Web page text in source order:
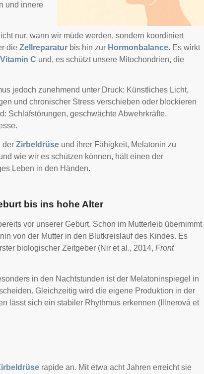
und innere
nur, wann wir müde werden, sondern koordiniert
die Zellreparatur bis hin zur Hormonbalance. Es wirkt
C und, es schützt unsere Mitochondrien, die
jedoch zunehmend unter Druck: Künstliches Licht,
und chronischer Stress verschieben oder blockieren
Schlafstörungen, geschwächte Abwehrkräfte,
der Zirbeldrüse und ihrer Fähigkeit, Melatonin zu
wie wir es schützen können, hält einen der
Leben in den Händen.
bis ins hohe Alter
vor unserer Geburt. Schon im Mutterleib übernimmt
von der Mutter in den Blutkreislauf des Kindes. Es
biologischer Zeitgeber (Nir et al., 2014, Front
in den Nachtstunden ist der Melatoninspiegel in
Gleichzeitig wird die eigene Produktion in der
lässt sich ein stabiler Rhythmus erkennen (Illnerová et
rapide an. Mit etwa acht Jahren erreicht sie